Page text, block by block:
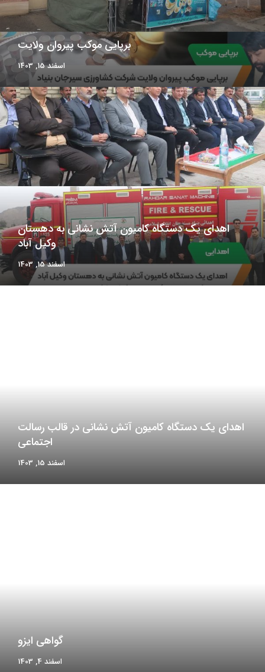
برپایی موکب پیروان ولایت
اسفند 15, 1403
اهدای یک دستگاه کامیون آتش نشانی به دهستان
وکیل آباد
اسفند 15, 1403
اهدای یک دستگاه کامیون آتش نشانی در قالب رسالت
اجتماعی
اسفند 15, 1403
گواهی ایزو
اسفند 4, 1403